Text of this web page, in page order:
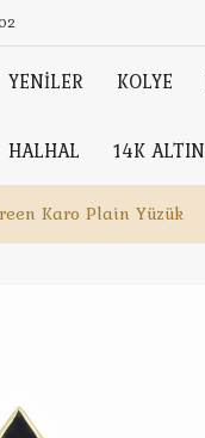
YENİLER KOLYE
HALHAL 14K ALTIN
Karo Plain Yüzük